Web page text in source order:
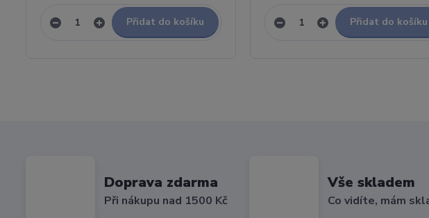
Přidat do košíku Přidat do košíku
Doprava zdarma
Při nákupu nad 1500 Kč
Vše skladem
Co vidíte, mám